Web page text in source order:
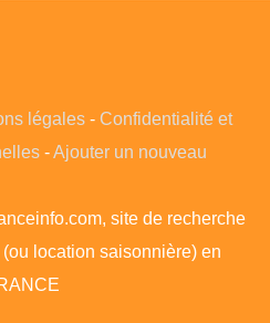
légales- Confidentialité et
-Ajouter un nouveau
site de recherche
location saisonnière) en